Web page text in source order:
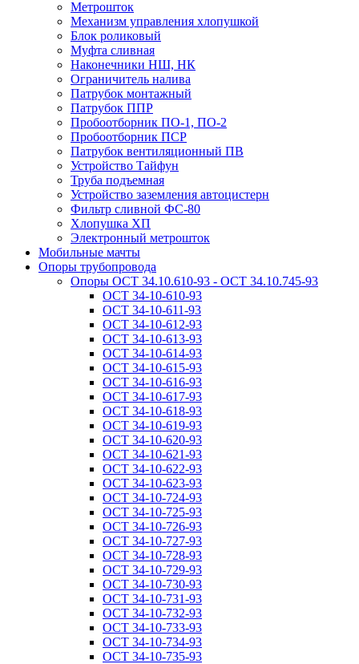
Метрошток
Механизм управления хлопушкой
Блок роликовый
Муфта сливная
Наконечники НШ, НК
Ограничитель налива
Патрубок монтажный
Патрубок ППР
Пробоотборник ПО-1, ПО-2
Пробоотборник ПСР
Патрубок вентиляционный ПВ
Устройство Тайфун
Труба подъемная
Устройство заземления автоцистерн
Фильтр сливной ФС-80
Хлопушка ХП
Электронный метрошток
Мобильные мачты
Опоры трубопровода
Опоры ОСТ 34.10.610-93 - ОСТ 34.10.745-93
ОСТ 34-10-610-93
ОСТ 34-10-611-93
ОСТ 34-10-612-93
ОСТ 34-10-613-93
ОСТ 34-10-614-93
ОСТ 34-10-615-93
ОСТ 34-10-616-93
ОСТ 34-10-617-93
ОСТ 34-10-618-93
ОСТ 34-10-619-93
ОСТ 34-10-620-93
ОСТ 34-10-621-93
ОСТ 34-10-622-93
ОСТ 34-10-623-93
ОСТ 34-10-724-93
ОСТ 34-10-725-93
ОСТ 34-10-726-93
ОСТ 34-10-727-93
ОСТ 34-10-728-93
ОСТ 34-10-729-93
ОСТ 34-10-730-93
ОСТ 34-10-731-93
ОСТ 34-10-732-93
ОСТ 34-10-733-93
ОСТ 34-10-734-93
ОСТ 34-10-735-93